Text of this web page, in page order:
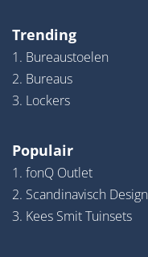
Trending
1. Bureaustoelen
2. Bureaus
3. Lockers
Populair
1. fonQ Outlet
2. Scandinavisch Design
3. Kees Smit Tuinsets